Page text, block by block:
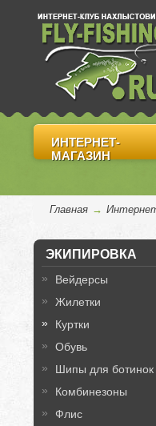
ИНТЕРНЕТ-
МАГАЗИН
Главная →
ЭКИПИРОВКА
Вейдерсы
Жилетки
Куртки
Обувь
Шипы для ботинок
Комбинезоны
Флис